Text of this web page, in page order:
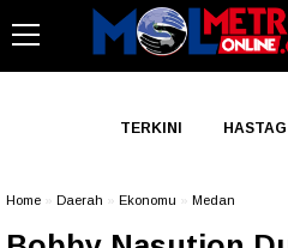
TERKINI HASTAG
Home Daerah Ekonomu Medan